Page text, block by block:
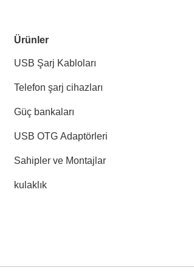
Ürünler
USB Şarj Kabloları
Telefon şarj cihazları
Güç bankaları
USB OTG Adaptörleri
Sahipler ve Montajlar
kulaklık